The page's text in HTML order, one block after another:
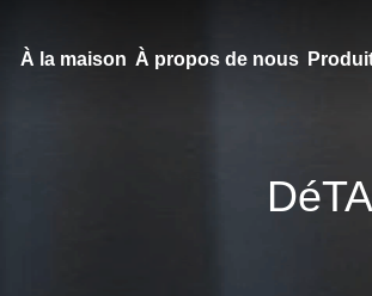
À la maison À propos de nous